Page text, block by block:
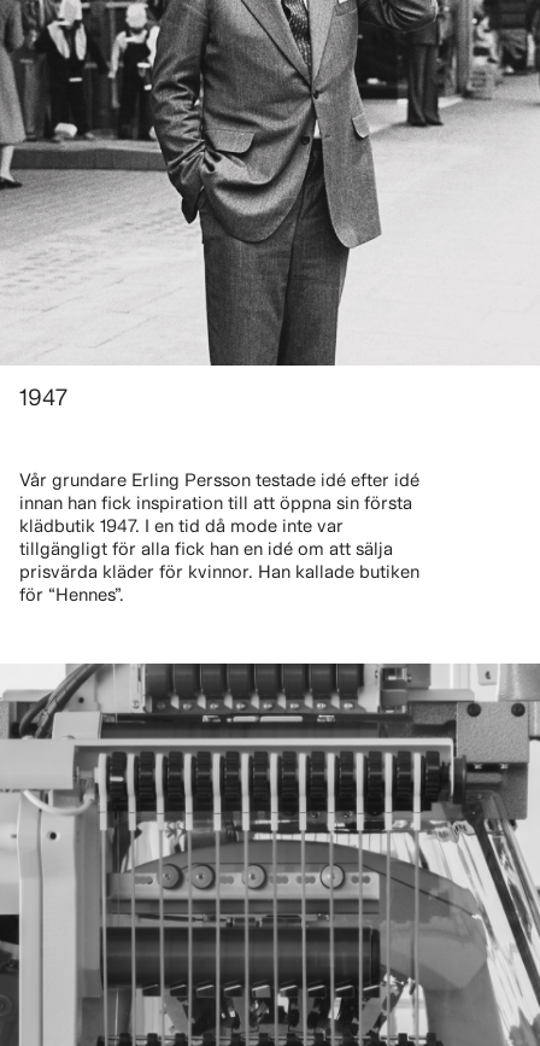
1947
Vår grundare Erling Persson testade idé efter idé
innan han fick inspiration till att öppna sin första
klädbutik 1947. I en tid då mode inte var
tillgängligt för alla fick han en idé om att sälja
prisvärda kläder för kvinnor. Han kallade butiken
för “Hennes”.